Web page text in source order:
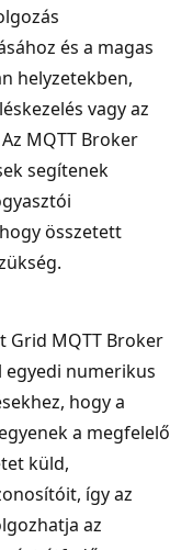
és a magas
helyzetekben,
vagy az
MQTT Broker
segítenek
összetett
Grid MQTT Broker
egyedi numerikus
hogy a
a megfelelő
küld,
így az
az